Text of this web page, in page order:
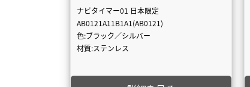
ナビタイマー01 日本限定
AB0121A11B1A1(AB0121)
色:ブラック／シルバー
材質:ステンレス